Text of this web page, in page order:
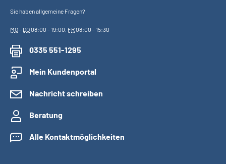
Sie haben allgemeine Fragen?
MO- DO08:00 - 19:00, FR08:00 - 15:30
0335 551-1295
Mein Kundenportal
Nachricht schreiben
Beratung
Alle Kontaktmöglichkeiten